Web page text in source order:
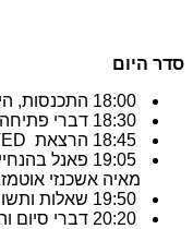
סדר היום
18:00 התכנסות,
18:30 דברי פתיחה
18:45 הרצאת
19:05 פאנל
מאיה אשכנזי
19:50 שאלות
20:20 דברי סיום